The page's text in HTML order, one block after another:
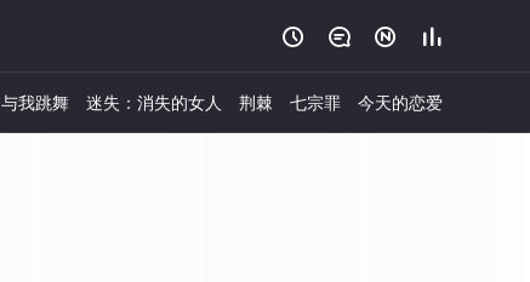
   
与我跳舞 迷失：消失的女人 荆棘 七宗罪 今天的恋爱